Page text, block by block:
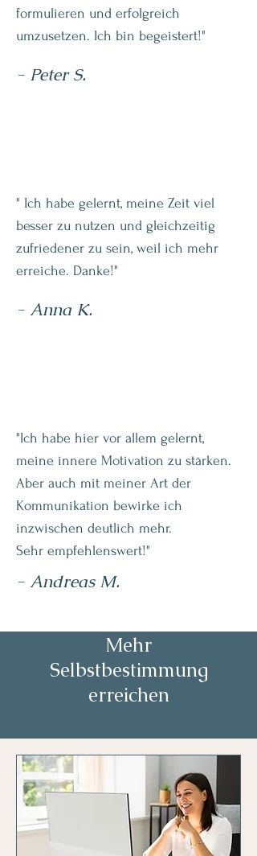
formulieren und erfolgreich
umzusetzen. Ich bin begeistert!"
- Peter S.
" Ich habe gelernt, meine Zeit viel
besser zu nutzen und gleichzeitig
zufriedener zu sein, weil ich mehr
erreiche. Danke!"
- Anna K.
"Ich habe hier vor allem gelernt,
meine innere Motivation zu stärken.
Aber auch mit meiner Art der
Kommunikation bewirke ich
inzwischen deutlich mehr.
Sehr empfehlenswert!"
- Andreas M.
Mehr
Selbstbestimmung
erreichen